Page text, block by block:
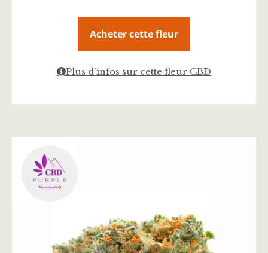
Acheter cette fleur
Plus d'infos sur cette fleur CBD